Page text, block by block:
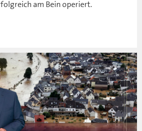
am Bein operiert.